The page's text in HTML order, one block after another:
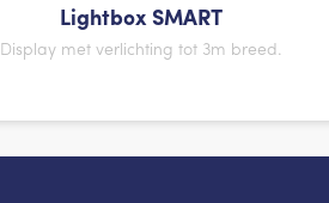
Lightbox SMART
Display met verlichting tot 3m breed.